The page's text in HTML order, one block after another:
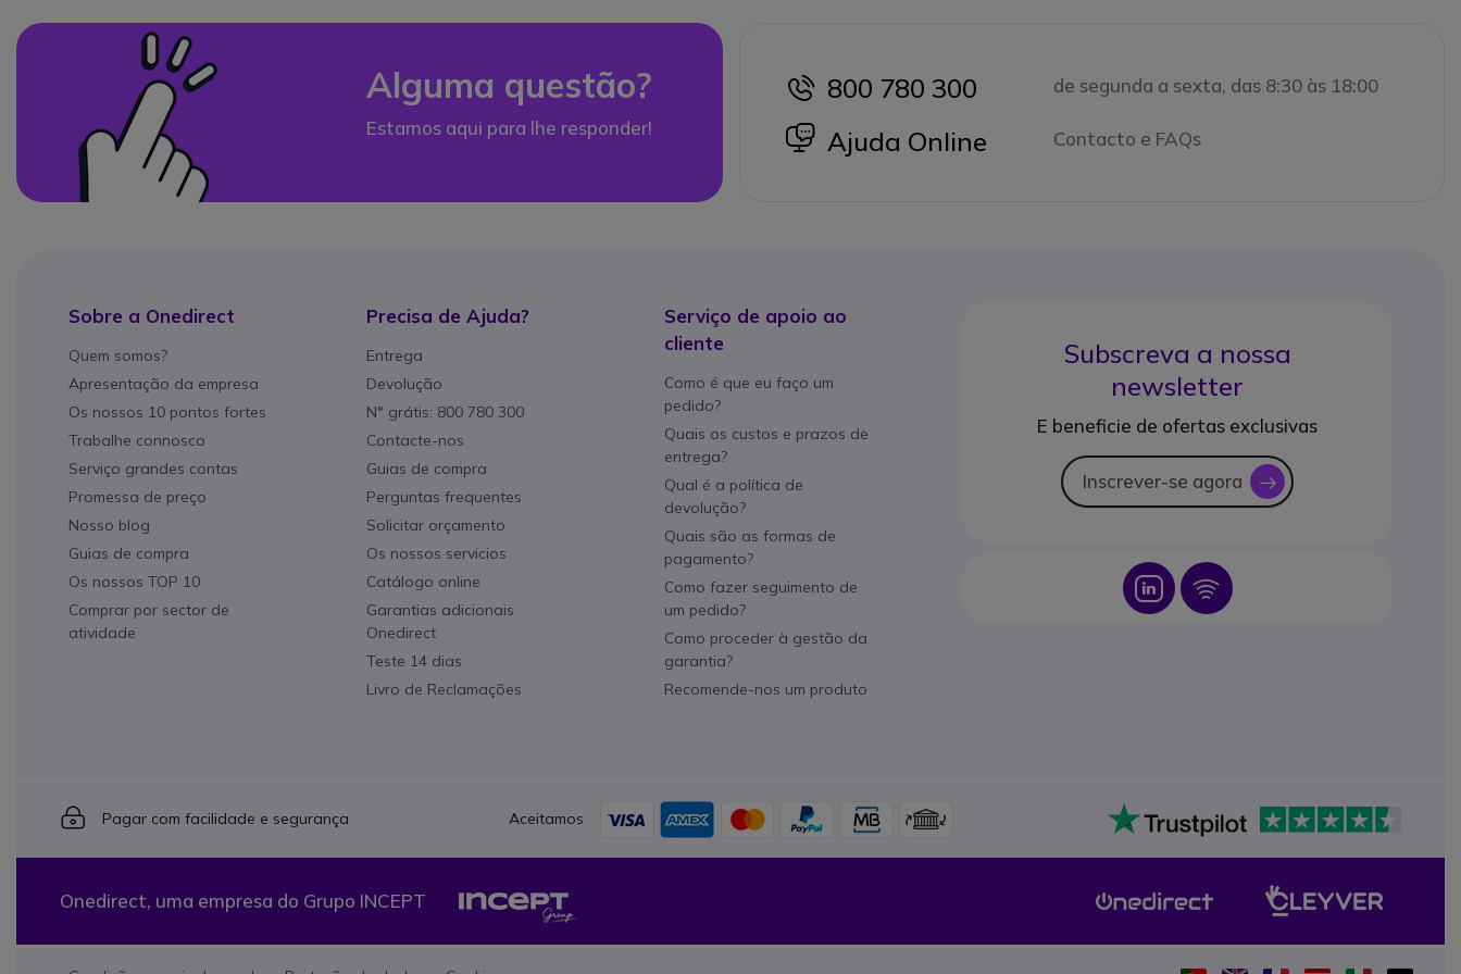
Alguma questão?
Estamos aqui para lhe responder!
icon
800 780 300 de segunda a sexta, das 8:30 às 18:00
icon
Ajuda Online Contacto e FAQs
Sobre a Onedirect
Quem somos?
Apresentação da empresa
Os nossos 10 pontos fortes
Trabalhe connosco
Serviço grandes contas
Promessa de preço
Nosso blog
Guias de compra
Os nossos TOP 10
Comprar por sector de
atividade
Precisa de Ajuda?
Entrega
Devolução
N° grátis: 800 780 300
Contacte-nos
Guias de compra
Perguntas frequentes
Solicitar orçamento
Os nossos servicios
Catálogo online
Garantias adicionais
Onedirect
Teste 14 dias
Livro de Reclamações
Serviço de apoio ao
cliente
Como é que eu faço um
pedido?
Quais os custos e prazos de
entrega?
Qual é a política de
devolução?
Quais são as formas de
pagamento?
Como fazer seguimento de
um pedido?
Como proceder à gestão da
garantia?
Recomende-nos um produto
Subscreva a nossa
newsletter
E beneficie de ofertas exclusivas
Inscrever-se agora icon
Icon Icon
Icon
Pagar com facilidade e segurança Aceitamos
Onedirect, uma empresa do Grupo INCEPT